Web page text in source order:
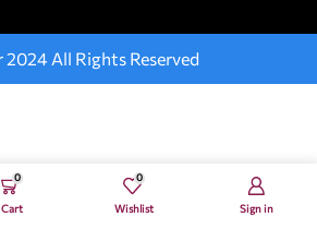
2024 All Rights Reserved
0
Cart
0
Wishlist Sign in